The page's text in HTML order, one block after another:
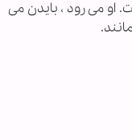
او می رود ، بایدن می